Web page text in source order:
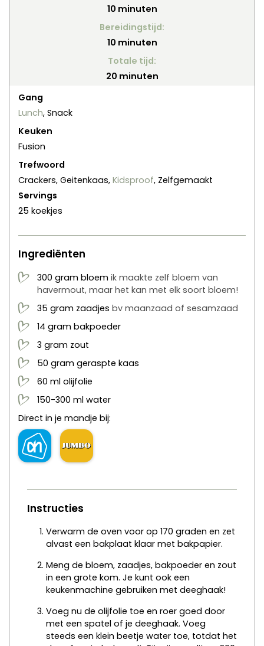
10minuten
minuten
Bereidingstijd:
10minuten
minuten
Totale tijd:
20minuten
minuten
Gang
Lunch, Snack
Keuken
Fusion
Trefwoord
Crackers, Geitenkaas, Kidsproof, Zelfgemaakt
Servings
25 koekjes
Ingrediënten
300 gram bloem ik maakte zelf bloem van
havermout, maar het kan met elk soort bloem!
35 gram zaadjes bv maanzaad of sesamzaad
14 gram bakpoeder
3 gram zout
50 gram geraspte kaas
60 ml olijfolie
150-300 ml water
Direct in je mandje bij:
Instructies
Verwarm de oven voor op 170 graden en zet
alvast een bakplaat klaar met bakpapier.
Meng de bloem, zaadjes, bakpoeder en zout
in een grote kom. Je kunt ook een
keukenmachine gebruiken met deeghaak!
Voeg nu de olijfolie toe en roer goed door
met een spatel of je deeghaak. Voeg
steeds een klein beetje water toe, totdat het